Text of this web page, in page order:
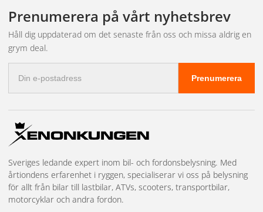
fakturabetalning, mängdrabatter, en dedikerad kundansvarig och
prioriterad lagerreservation på högvolymsartiklar. Vi har även
showroom i Kungsbacka för demonstrationer och teknisk
rådgivning. Läs mer och kom igång på
Prenumerera på vårt nyhetsbrev
Håll dig uppdaterad om det senaste från oss och missa aldrig en
grym deal.
postadress
Prenumerera
Sveriges ledande expert inom bil- och fordonsbelysning. Med
årtiondens erfarenhet i ryggen, specialiserar vi oss på belysning
för allt från bilar till lastbilar, ATVs, scooters, transportbilar,
motorcyklar och andra fordon.